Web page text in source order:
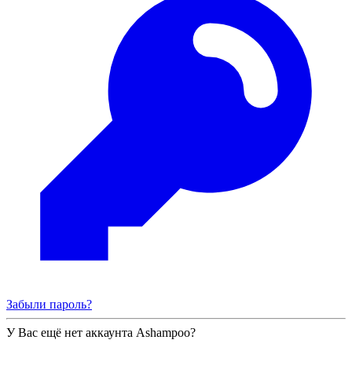
Забыли пароль?
У Вас ещё нет аккаунта Ashampoo?